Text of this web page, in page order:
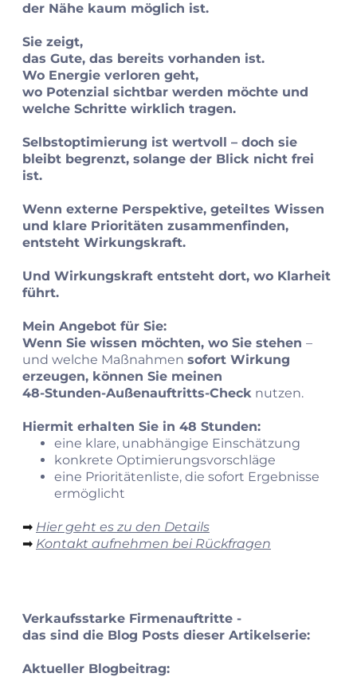
der Nähe kaum möglich ist.
Sie zeigt,
das Gute, das bereits vorhanden ist.
Wo Energie verloren geht,
wo Potenzial sichtbar werden möchte und
welche Schritte wirklich tragen.
Selbstoptimierung ist wertvoll – doch sie
bleibt begrenzt, solange der Blick nicht frei
ist.
Wenn externe Perspektive, geteiltes Wissen
und klare Prioritäten zusammenfinden,
entsteht Wirkungskraft.
Und Wirkungskraft entsteht dort, wo Klarheit
führt.
Mein Angebot für Sie:
Wenn Sie wissen möchten, wo Sie stehen –
und welche Maßnahmen sofort Wirkung
erzeugen, können Sie meinen
48‑Stunden‑Außenauftritts‑Check nutzen.
Hiermit erhalten Sie in 48 Stunden:
eine klare, unabhängige Einschätzung
konkrete Optimierungsvorschläge
eine Prioritätenliste, die sofort Ergebnisse
ermöglicht
➡︎ Hier geht es zu den Details
➡︎ Kontakt aufnehmen bei Rückfragen
Verkaufsstarke Firmenauftritte -
das sind die Blog Posts dieser Artikelserie:
Aktueller Blogbeitrag: